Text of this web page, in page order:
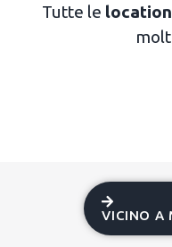
Tutte le
VICINO A